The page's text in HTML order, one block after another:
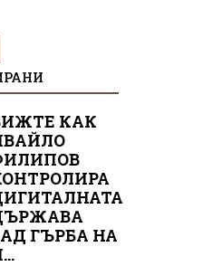
КАК
ГЪРБА НА